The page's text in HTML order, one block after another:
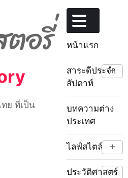
ทย ที่เป็น
หน้าแรก
สาระดีประจำ
สัปดาห์
+
บทความต่าง
ประเทศ
ไลฟ์สไตล์ +
ประวัติศาสตร์
+